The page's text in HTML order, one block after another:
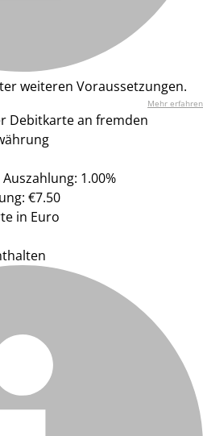
weiteren Voraussetzungen.
Mehr erfahren
Debitkarte an fremden
1.00%
€7.50
in Euro